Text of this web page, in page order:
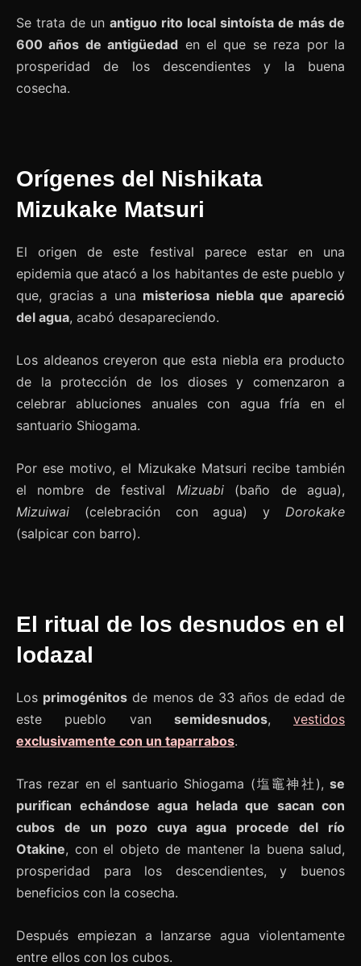
Se trata de un antiguo rito local sintoísta de más de
600 años de antigüedad en el que se reza por la
prosperidad de los descendientes y la buena
cosecha.
Orígenes del Nishikata
Mizukake Matsuri
El origen de este festival parece estar en una
epidemia que atacó a los habitantes de este pueblo y
que, gracias a una misteriosa niebla que apareció
del agua, acabó desapareciendo.
Los aldeanos creyeron que esta niebla era producto
de la protección de los dioses y comenzaron a
celebrar abluciones anuales con agua fría en el
santuario Shiogama.
Por ese motivo, el Mizukake Matsuri recibe también
el nombre de festival Mizuabi(baño de agua),
Mizuiwai (celebración con agua) y Dorokake
(salpicar con barro).
El ritual de los desnudos en el
lodazal
Los primogénitos de menos de 33 años de edad de
este pueblo van semidesnudos, vestidos
exclusivamente con un taparrabos.
Tras rezar en el santuario Shiogama (塩竈神社), se
purifican echándose agua helada que sacan con
cubos de un pozo cuya agua procede del río
Otakine, con el objeto de mantener la buena salud,
prosperidad para los descendientes, y buenos
beneficios con la cosecha.
Después empiezan a lanzarse agua violentamente
entre ellos con los cubos.